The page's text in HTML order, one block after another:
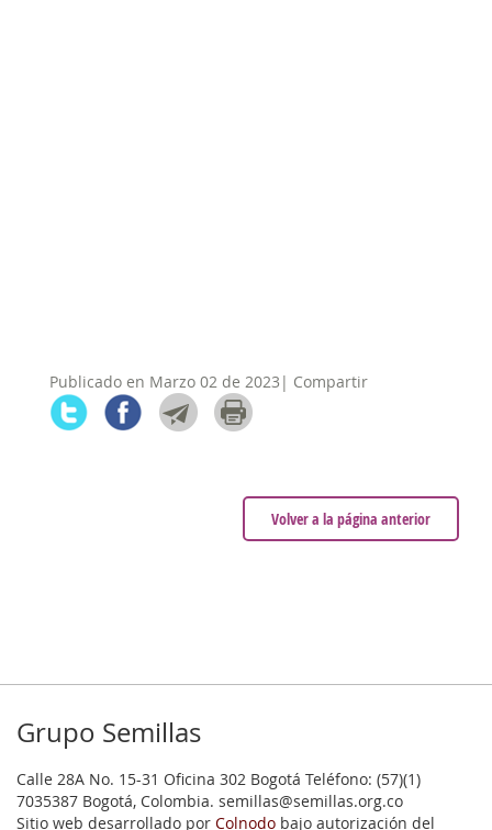
Publicado en Marzo 02 de 2023| Compartir
Volver a la página anterior
Grupo Semillas
Calle 28A No. 15-31 Oficina 302 Bogotá Teléfono: (57)(1)
7035387 Bogotá, Colombia. semillas@semillas.org.co
Sitio web desarrollado por Colnodo bajo autorización del